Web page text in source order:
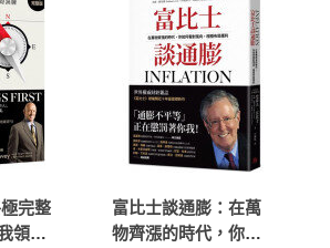
完整
領
富比士談通膨：在萬
物齊漲的時代，你如